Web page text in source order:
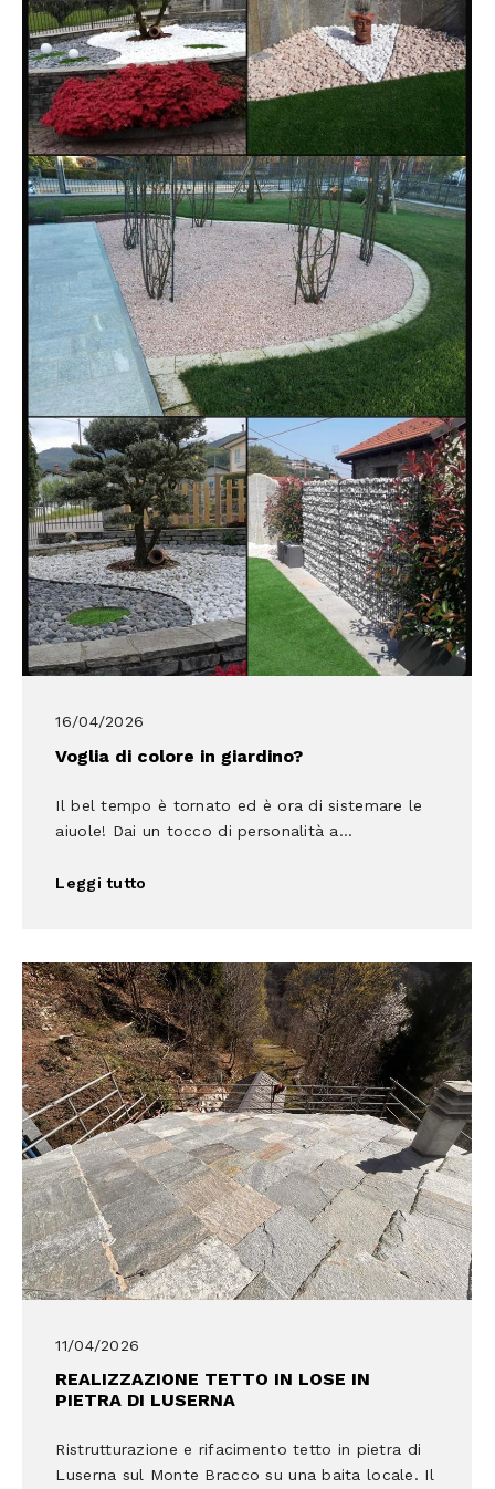
16/04/2026
Voglia di colore in giardino?
Il bel tempo è tornato ed è ora di sistemare le
aiuole! Dai un tocco di personalità a...
Leggi tutto
11/04/2026
REALIZZAZIONE TETTO IN LOSE IN
PIETRA DI LUSERNA
Ristrutturazione e rifacimento tetto in pietra di
Luserna sul Monte Bracco su una baita locale. Il